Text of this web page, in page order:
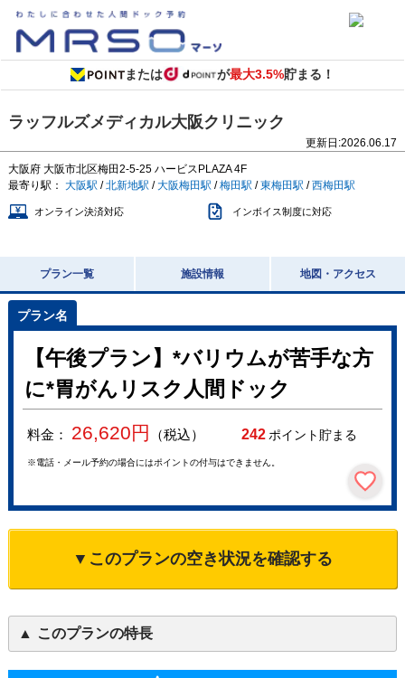
または が最大3.5%貯まる！
ラッフルズメディカル大阪クリニック
更新日:2026.06.17
大阪府 大阪市北区梅田2-5-25 ハービスPLAZA 4F
最寄り駅： 大阪駅 /北新地駅 /大阪梅田駅 /梅田駅 /東梅田駅 /西梅田駅
オンライン決済対応 インボイス制度に対応
プラン一覧 施設情報 地図・アクセス
【午後プラン】*バリウムが苦手な方
に*胃がんリスク人間ドック
料金： 26,620円 （税込） 242ポイント貯まる
※電話・メール予約の場合にはポイントの付与はできません。
▼このプランの空き状況を確認する
このプランの特長